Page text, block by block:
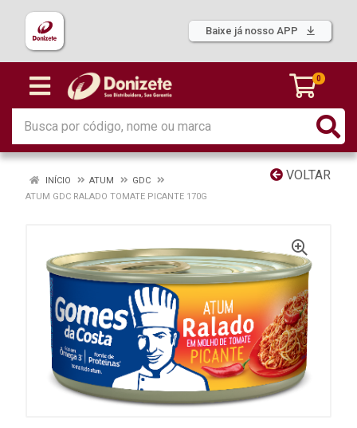
Baixe já nosso APP
0
VOLTAR
INÍCIO ATUM
GDC
ATUM GDC RALADO TOMATE PICANTE 170G